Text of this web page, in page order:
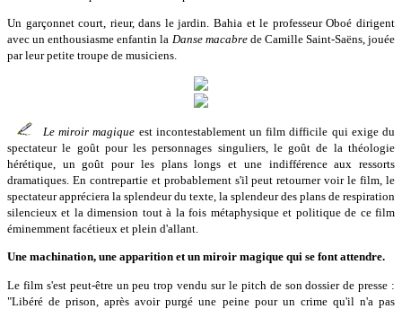
Un garçonnet court, rieur, dans le jardin. Bahia et le professeur Oboé dirigent
avec un enthousiasme enfantin la Danse macabrede Camille Saint-Saëns, jouée
par leur petite troupe de musiciens.
Le miroir magique est incontestablement un film difficile qui exige du
spectateur le goût pour les personnages singuliers, le goût de la théologie
hérétique, un goût pour les plans longs et une indifférence aux ressorts
dramatiques. En contrepartie et probablement s'il peut retourner voir le film, le
spectateur appréciera la splendeur du texte, la splendeur des plans de respiration
silencieux et la dimension tout à la fois métaphysique et politique de ce film
éminemment facétieux et plein d'allant.
Une machination, une apparition et un miroir magique qui se font attendre.
Le film s'est peut-être un peu trop vendu sur le pitch de son dossier de presse :
"Libéré de prison, après avoir purgé une peine pour un crime qu'il n'a pas